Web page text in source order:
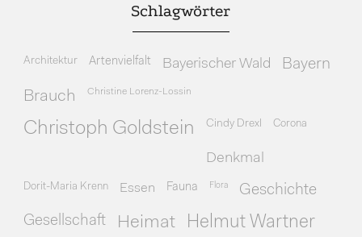
Schlagwörter
Architektur Artenvielfalt Bayerischer Wald Bayern
Brauch Christine Lorenz-Lossin
Christoph Goldstein Cindy Drexl Corona
Denkmal
Dorit-Maria Krenn Essen Fauna Flora Geschichte
Gesellschaft Heimat Helmut Wartner